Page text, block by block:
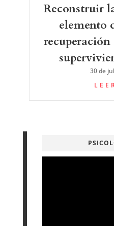
Reconstruir
elemento
recuperación
30 de